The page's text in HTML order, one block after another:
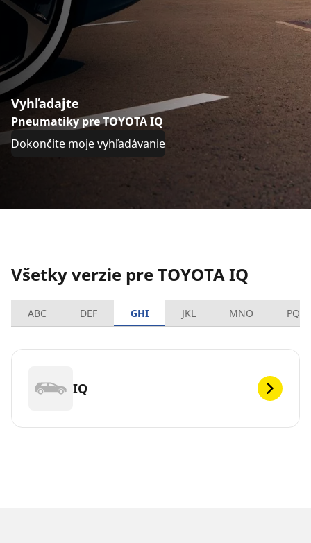
Vyhľadajte
Pneumatiky pre TOYOTA IQ
Dokončite moje vyhľadávanie
Všetky verzie pre TOYOTA IQ
ABC DEF GHI JKL MNO PQRS
IQ